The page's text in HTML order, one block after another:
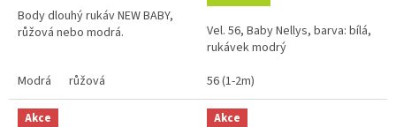
5
hvězdiček.
Body dlouhý rukáv NEW BABY,
růžová nebo modrá.
Modrá růžová
Vel. 56, Baby Nellys, barva: bílá,
rukávek modrý
56 (1-2m)
Akce
Akce